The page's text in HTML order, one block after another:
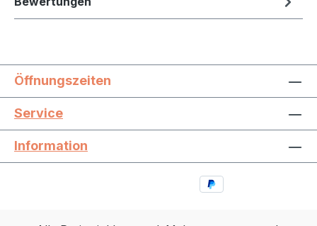
Öffnungszeiten
Service
Information